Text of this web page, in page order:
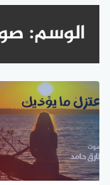
الوسم: